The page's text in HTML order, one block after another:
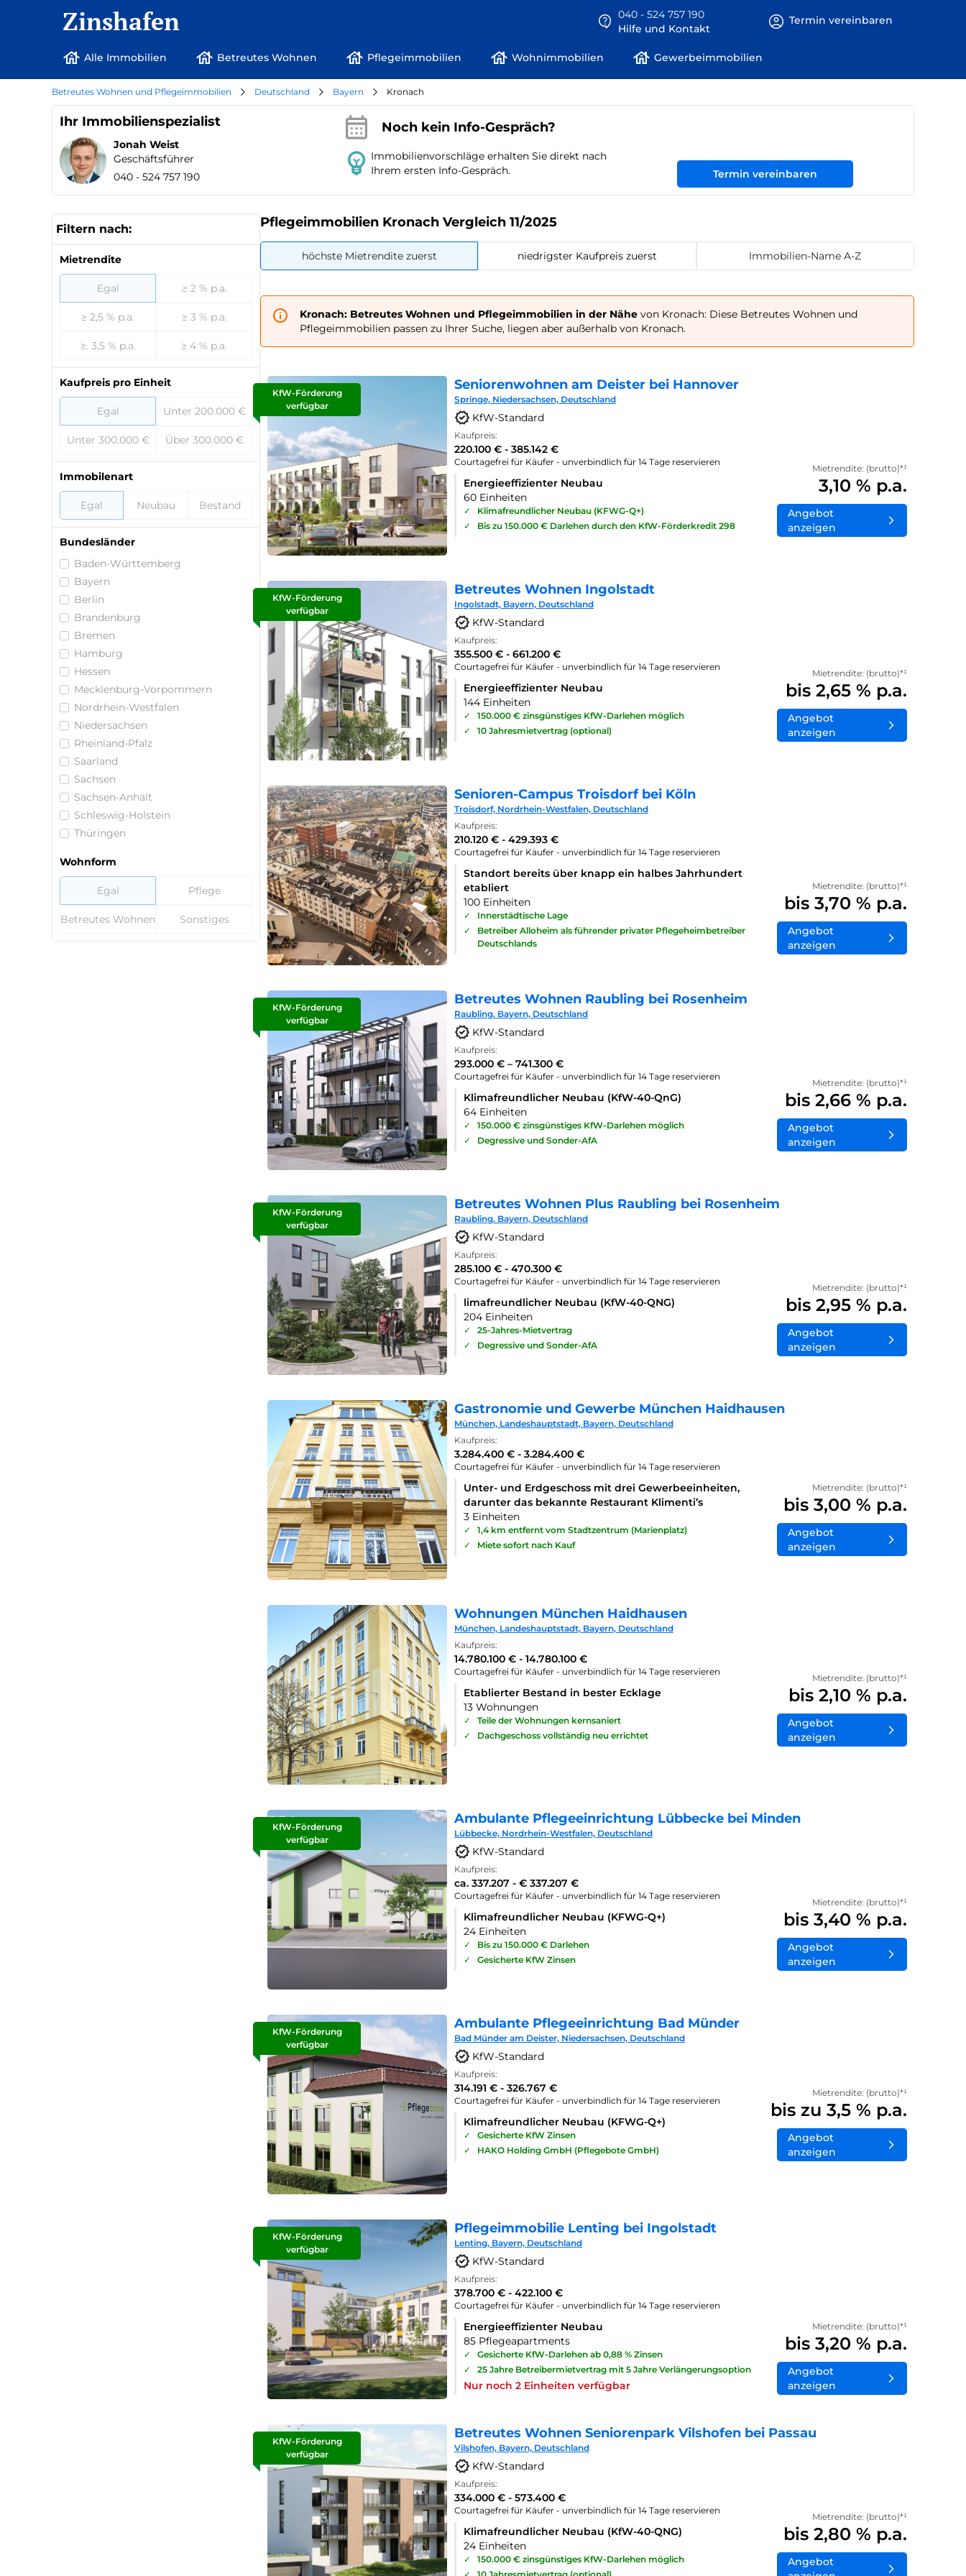
Zinshafen
040 - 524 757 190
Hilfe und Kontakt
Termin vereinbaren
Alle Immobilien Betreutes Wohnen Pflegeimmobilien Wohnimmobilien Gewerbeimmobilien
Betreutes Wohnen und Pflegeimmobilien Deutschland Bayern Kronach
Ihr Immobilienspezialist
Jonah Weist
Geschäftsführer
040 - 524 757 190
Noch kein Info-Gespräch?
Immobilienvorschläge erhalten Sie direkt nach
Ihrem ersten Info-Gespräch.
Termin vereinbaren
Filtern nach:
Mietrendite
Egal ≥ 2 % p.a.
≥ 2,5 % p.a. ≥ 3 % p.a.
≥. 3,5 % p.a. ≥ 4 % p.a.
Kaufpreis pro Einheit
Egal Unter 200.000 €
Unter 300.000 € Über 300.000 €
Immobilenart
Egal Neubau Bestand
Bundesländer
Baden-Württemberg
Bayern
Berlin
Brandenburg
Bremen
Hamburg
Hessen
Mecklenburg-Vorpommern
Nordrhein-Westfalen
Niedersachsen
Rheinland-Pfalz
Saarland
Sachsen
Sachsen-Anhalt
Schleswig-Holstein
Thüringen
Wohnform
Egal Pflege
Betreutes Wohnen Sonstiges
Pflegeimmobilien Kronach Vergleich 11/2025
höchste Mietrendite zuerst niedrigster Kaufpreis zuerst Immobilien-Name A-Z
Kronach: Betreutes Wohnen und Pflegeimmobilien in der Nähe von Kronach: Diese Betreutes Wohnen und
Pflegeimmobilien passen zu Ihrer Suche, liegen aber außerhalb von Kronach.
KfW-Förderung
verfügbar
Seniorenwohnen am Deister bei Hannover
Springe, Niedersachsen, Deutschland
KfW-Standard
Kaufpreis:
220.100 € - 385.142 €
Courtagefrei für Käufer - unverbindlich für 14 Tage reservieren
Energieeffizienter Neubau
60 Einheiten
✓
Klimafreundlicher Neubau (KFWG-Q+)
✓
Bis zu 150.000 € Darlehen durch den KfW-Förderkredit 298
Mietrendite: (brutto)*¹
3,10 % p.a.
Angebot
anzeigen
KfW-Förderung
verfügbar
Betreutes Wohnen Ingolstadt
Ingolstadt, Bayern, Deutschland
KfW-Standard
Kaufpreis:
355.500 € - 661.200 €
Courtagefrei für Käufer - unverbindlich für 14 Tage reservieren
Energieeffizienter Neubau
144 Einheiten
✓
150.000 € zinsgünstiges KfW-Darlehen möglich
✓
10 Jahresmietvertrag (optional)
Mietrendite: (brutto)*¹
bis 2,65 % p.a.
Angebot
anzeigen
Senioren-Campus Troisdorf bei Köln
Troisdorf, Nordrhein-Westfalen, Deutschland
Kaufpreis:
210.120 € - 429.393 €
Courtagefrei für Käufer - unverbindlich für 14 Tage reservieren
Standort bereits über knapp ein halbes Jahrhundert
etabliert
100 Einheiten
✓
Innerstädtische Lage
✓
Betreiber Alloheim als führender privater Pflegeheimbetreiber
Deutschlands
Mietrendite: (brutto)*¹
bis 3,70 % p.a.
Angebot
anzeigen
KfW-Förderung
verfügbar
Betreutes Wohnen Raubling bei Rosenheim
Raubling. Bayern, Deutschland
KfW-Standard
Kaufpreis:
293.000 € – 741.300 €
Courtagefrei für Käufer - unverbindlich für 14 Tage reservieren
Klimafreundlicher Neubau (KfW-40-QnG)
64 Einheiten
✓
150.000 € zinsgünstiges KfW-Darlehen möglich
✓
Degressive und Sonder-AfA
Mietrendite: (brutto)*¹
bis 2,66 % p.a.
Angebot
anzeigen
KfW-Förderung
verfügbar
Betreutes Wohnen Plus Raubling bei Rosenheim
Raubling. Bayern, Deutschland
KfW-Standard
Kaufpreis:
285.100 € - 470.300 €
Courtagefrei für Käufer - unverbindlich für 14 Tage reservieren
limafreundlicher Neubau (KfW-40-QNG)
204 Einheiten
✓
25-Jahres-Mietvertrag
✓
Degressive und Sonder-AfA
Mietrendite: (brutto)*¹
bis 2,95 % p.a.
Angebot
anzeigen
Gastronomie und Gewerbe München Haidhausen
München, Landeshauptstadt, Bayern, Deutschland
Kaufpreis:
3.284.400 € - 3.284.400 €
Courtagefrei für Käufer - unverbindlich für 14 Tage reservieren
Unter- und Erdgeschoss mit drei Gewerbeeinheiten,
darunter das bekannte Restaurant Klimenti’s
3 Einheiten
✓
1,4 km entfernt vom Stadtzentrum (Marienplatz)
✓
Miete sofort nach Kauf
Mietrendite: (brutto)*¹
bis 3,00 % p.a.
Angebot
anzeigen
Wohnungen München Haidhausen
München, Landeshauptstadt, Bayern, Deutschland
Kaufpreis:
14.780.100 € - 14.780.100 €
Courtagefrei für Käufer - unverbindlich für 14 Tage reservieren
Etablierter Bestand in bester Ecklage
13 Wohnungen
✓
Teile der Wohnungen kernsaniert
✓
Dachgeschoss vollständig neu errichtet
Mietrendite: (brutto)*¹
bis 2,10 % p.a.
Angebot
anzeigen
KfW-Förderung
verfügbar
Ambulante Pflegeeinrichtung Lübbecke bei Minden
Lübbecke, Nordrhein-Westfalen, Deutschland
KfW-Standard
Kaufpreis:
ca. 337.207 - € 337.207 €
Courtagefrei für Käufer - unverbindlich für 14 Tage reservieren
Klimafreundlicher Neubau (KFWG-Q+)
24 Einheiten
✓
Bis zu 150.000 € Darlehen
✓
Gesicherte KfW Zinsen
Mietrendite: (brutto)*¹
bis 3,40 % p.a.
Angebot
anzeigen
KfW-Förderung
verfügbar
Ambulante Pflegeeinrichtung Bad Münder
Bad Münder am Deister, Niedersachsen, Deutschland
KfW-Standard
Kaufpreis:
314.191 € - 326.767 €
Courtagefrei für Käufer - unverbindlich für 14 Tage reservieren
Klimafreundlicher Neubau (KFWG-Q+)
✓
Gesicherte KfW Zinsen
✓
HAKO Holding GmbH (Pflegebote GmbH)
Mietrendite: (brutto)*¹
bis zu 3,5 % p.a.
Angebot
anzeigen
KfW-Förderung
verfügbar
Pflegeimmobilie Lenting bei Ingolstadt
Lenting, Bayern, Deutschland
KfW-Standard
Kaufpreis:
378.700 € - 422.100 €
Courtagefrei für Käufer - unverbindlich für 14 Tage reservieren
Energieeffizienter Neubau
85 Pflegeapartments
✓
Gesicherte KfW-Darlehen ab 0,88 % Zinsen
✓
25 Jahre Betreibermietvertrag mit 5 Jahre Verlängerungsoption
Nur noch 2 Einheiten verfügbar
Mietrendite: (brutto)*¹
bis 3,20 % p.a.
Angebot
anzeigen
KfW-Förderung
verfügbar
Betreutes Wohnen Seniorenpark Vilshofen bei Passau
Vilshofen, Bayern, Deutschland
KfW-Standard
Kaufpreis:
334.000 € - 573.400 €
Courtagefrei für Käufer - unverbindlich für 14 Tage reservieren
Klimafreundlicher Neubau (KfW-40-QNG)
24 Einheiten
✓
150.000 € zinsgünstiges KfW-Darlehen möglich
Mietrendite: (brutto)*¹
bis 2,80 % p.a.
Angebot